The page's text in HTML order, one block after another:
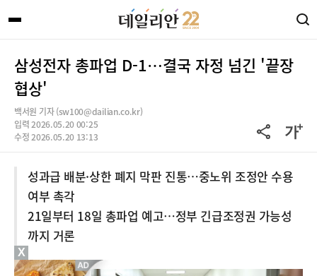
삼성전자 총파업 D-1…결국 자정 넘긴 '끝장
협상'
백서원 기자 (sw100@dailian.co.kr)
입력 2026.05.20 00:25
수정 2026.05.20 13:13
성과급 배분·상한 폐지 막판 진통…중노위 조정안 수용
여부 촉각
21일부터 18일 총파업 예고…정부 긴급조정권 가능성
까지 거론
X